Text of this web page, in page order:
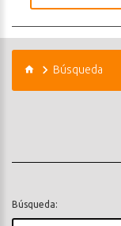
Búsqueda
Búsqueda: